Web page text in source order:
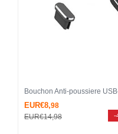
EUR€8,98
EUR€14,98 -